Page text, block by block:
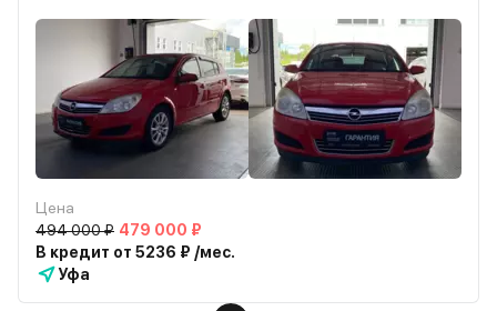
Цена
494 000 ₽ 479 000 ₽
В кредит от 5236 ₽ /мес.
Уфа